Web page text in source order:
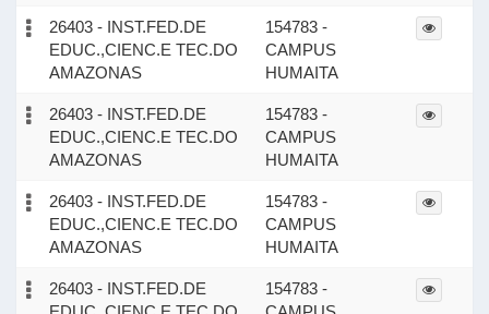
26403 - INST.FED.DE
EDUC.,CIENC.E TEC.DO
AMAZONAS
154783 -
CAMPUS
HUMAITA
26403 - INST.FED.DE
EDUC.,CIENC.E TEC.DO
AMAZONAS
154783 -
CAMPUS
HUMAITA
26403 - INST.FED.DE
EDUC.,CIENC.E TEC.DO
AMAZONAS
154783 -
CAMPUS
HUMAITA
26403 - INST.FED.DE
154783 -